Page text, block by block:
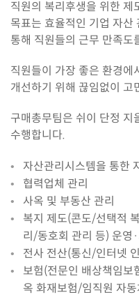
직원의 복리후생을 위한 제
목표는 효율적인 기업 자산
통해 직원들의 근무 만족도
직원들이 가장 좋은 환경에
개선하기 위해 끊임없이 고
구매총무팀은 쉬이 단정 지
수행합니다.
자산관리시스템을 통한
협력업체 관리
사옥 및 부동산 관리
복지 제도(콘도/선택적
리/동호회 관리 등) 운영
전사 전산(통신/인터넷
보험(전문인 배상책임
옥 화재보험/임직원 자동